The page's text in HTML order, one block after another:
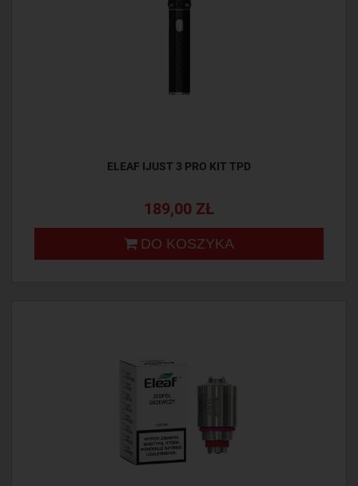
ELEAF IJUST 3 PRO KIT TPD
189,00 ZŁ
DO KOSZYKA